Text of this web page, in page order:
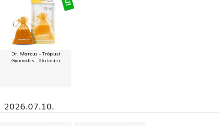
Dr. Marcus - Trópusi
Gyümölcs - Illatosító
2026.07.10.